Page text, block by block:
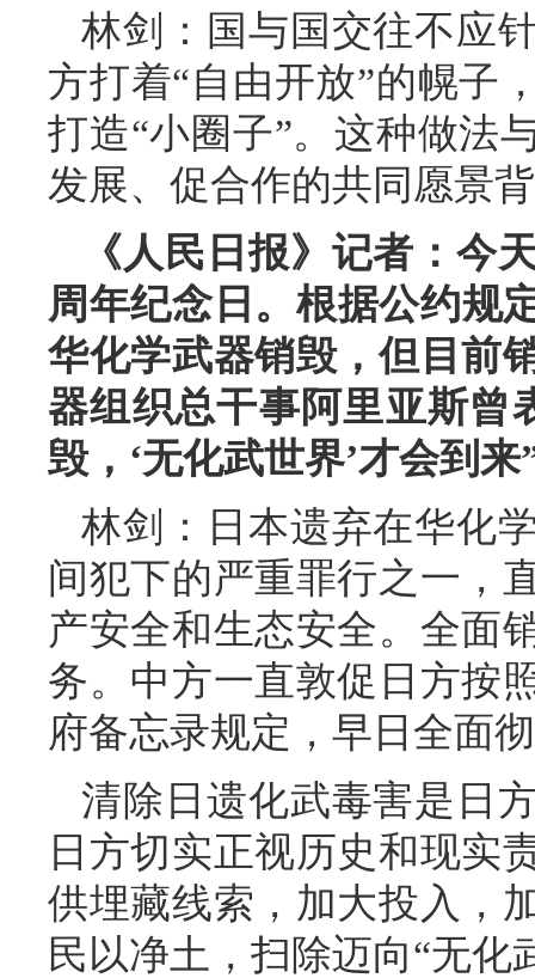
林剑：国与国交往不应
方打着“自由开放”的幌子
打造“小圈子”。这种做法
发展、促合作的共同愿景
《人民日报》记者：今
周年纪念日。根据公约规
华化学武器销毁，但目前
器组织总干事阿里亚斯曾
毁，‘无化武世界’才会到
林剑：日本遗弃在华化
间犯下的严重罪行之一，
产安全和生态安全。全面
务。中方一直敦促日方按
府备忘录规定，早日全面
清除日遗化武毒害是日
日方切实正视历史和现实
供埋藏线索，加大投入，
民以净土，扫除迈向“无化